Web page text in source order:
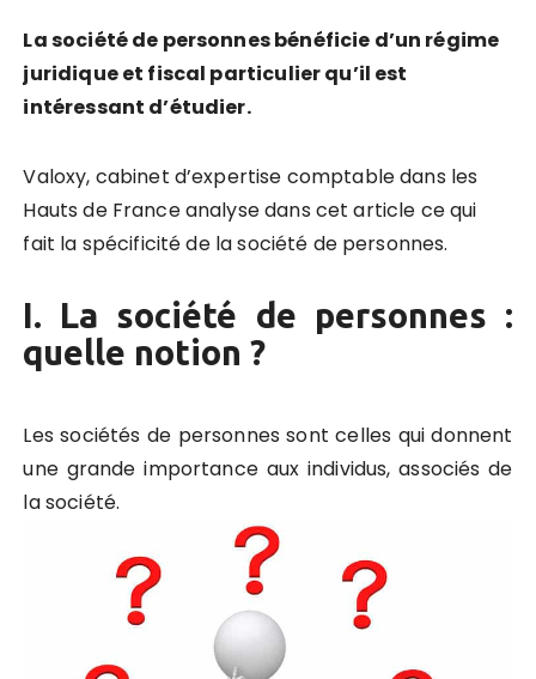
La société de personnes bénéficie d’un régime
juridique et fiscal particulier qu’il est
intéressant d’étudier.
Valoxy, cabinet d’expertise comptable dans les
Hauts de France analyse dans cet article ce qui
fait la spécificité de la société de personnes.
I. La société de personnes :
quelle notion ?
Les sociétés de personnes sont celles qui donnent
une grande importance aux individus, associés de
la société.